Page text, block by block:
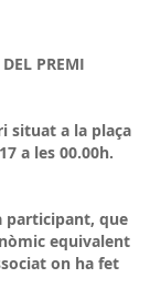
PREMI
situat a la plaça
a les 00.00h.
participant, que
equivalent
on ha fet